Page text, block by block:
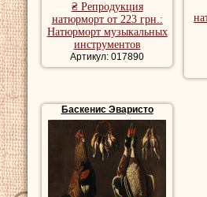
Репродукции
натюрморт,
₴ Репродукция
натюрморт от 223 грн.:
Натюрморт музыкальных
инструментов
Артикул: 017890
Баскенис Эваристо